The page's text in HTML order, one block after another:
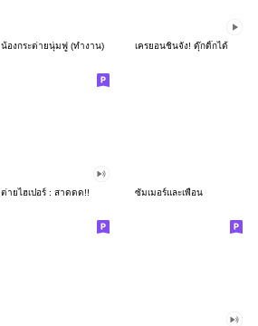
น้องกระต่ายนุ่มฟู (ทำงาน) เครยอนชินจัง! ดุ๊กดิ๊กได้
ต่ายไฮเปอร์ : สาดดด!! ซัมเมอร์และเพื่อน